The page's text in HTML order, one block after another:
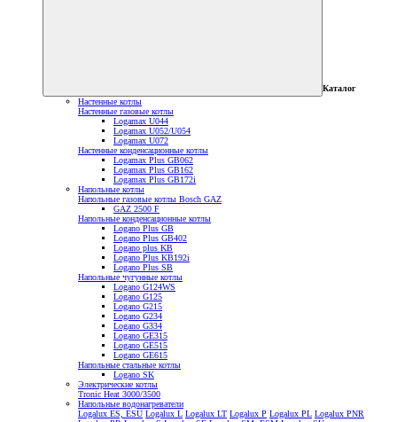
Каталог
Настенные котлы
Настенные газовые котлы
Logamax U044
Logamax U052/U054
Logamax U072
Настенные конденсационные котлы
Logamax Plus GB062
Logamax Plus GB162
Logamax Plus GB172i
Напольные котлы
Напольные газовые котлы Bosch GAZ
GAZ 2500 F
Напольные конденсационные котлы
Logano Plus GB
Logano Plus GB402
Logano plus KB
Logano Plus KB192i
Logano Plus SB
Напольные чугунные котлы
Logano G124WS
Logano G125
Logano G215
Logano G234
Logano G334
Logano GE315
Logano GE515
Logano GE615
Напольные стальные котлы
Logano SK
Электрические котлы
Tronic Heat 3000/3500
Напольные водонагреватели
Logalux ES, ESU Logalux L Logalux LT Logalux P Logalux PL Logalux PNR